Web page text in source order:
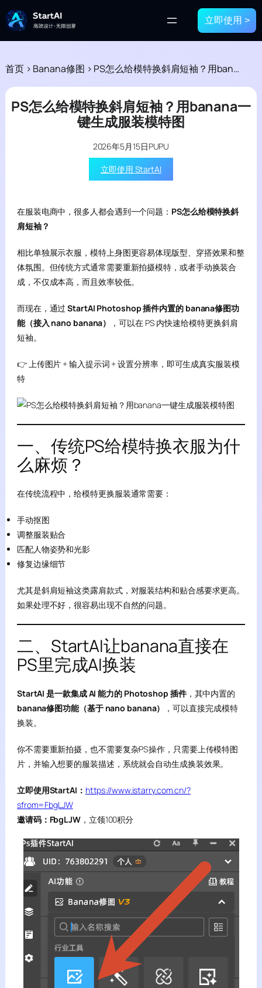
立即使用 >
首页 > Banana修图 > PS怎么给模特换斜肩短袖？用banana一键生成服装模特图
PS怎么给模特换斜肩短袖？用banana一
键生成服装模特图
2026年5月15日PUPU
立即使用 StartAI
在服装电商中，很多人都会遇到一个问题： PS怎么给模特换斜
肩短袖？
相比单独展示衣服，模特上身图更容易体现版型、穿搭效果和整
体氛围。但传统方式通常需要重新拍摄模特，或者手动换装合
成，不仅成本高，而且效率较低。
而现在，通过StartAI Photoshop 插件内置的 banana修图功
能（接入 nano banana）
，可以在 PS 内快速给模特更换斜肩
短袖。
👉 上传图片 + 输入提示词 + 设置分辨率，即可生成真实服装模
特
一、传统PS给模特换衣服为什
么麻烦？
在传统流程中，给模特更换服装通常需要：
手动抠图
调整服装贴合
匹配人物姿势和光影
修复边缘细节
尤其是斜肩短袖这类露肩款式，对服装结构和贴合感要求更高。
如果处理不好，很容易出现不自然的问题。
二、StartAI让banana直接在
PS里完成AI换装
StartAI 是一款集成 AI 能力的 Photoshop 插件，其中内置的
banana修图功能（基于 nano banana）
，可以直接完成模特
换装。
你不需要重新拍摄，也不需要复杂PS操作，只需要上传模特图
片，并输入想要的服装描述，系统就会自动生成换装效果。
立即使用StartAI： https://www.istarry.com.cn/?
sfrom=FbgLJW
邀请码：FbgLJW，立领100积分